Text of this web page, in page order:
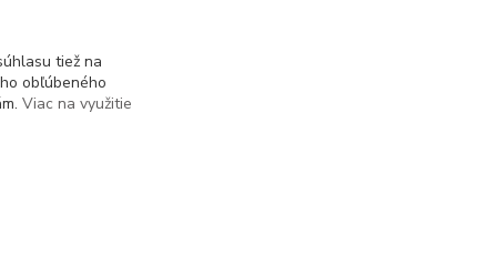
tiež na
obľúbeného
Viac na využitie